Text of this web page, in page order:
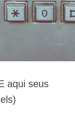
aqui seus